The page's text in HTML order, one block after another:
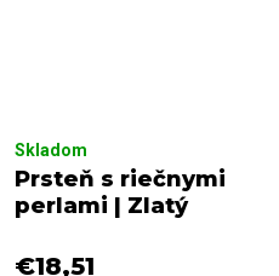
Prsteň s riečnymi
perlami | Zlatý
Skladom
€18,51